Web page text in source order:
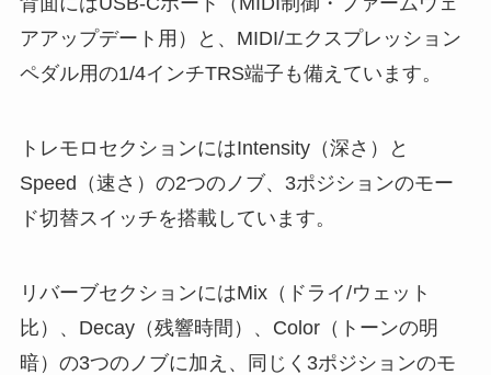
アアップデート用）と、MIDI/エクスプレッション
ペダル用の1/4インチTRS端子も備えています。
トレモロセクションにはIntensity（深さ）と
Speed（速さ）の2つのノブ、3ポジションのモー
ド切替スイッチを搭載しています。
リバーブセクションにはMix（ドライ/ウェット
比）、Decay（残響時間）、Color（トーンの明
暗）の3つのノブに加え、同じく3ポジションのモ